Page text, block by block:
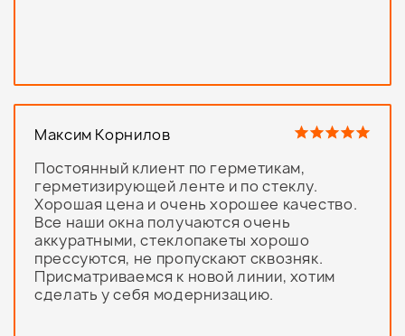
Максим Корнилов
Постоянный клиент по герметикам,
герметизирующей ленте и по стеклу.
Хорошая цена и очень хорошее качество.
Все наши окна получаются очень
аккуратными, стеклопакеты хорошо
прессуются, не пропускают сквозняк.
Присматриваемся к новой линии, хотим
сделать у себя модернизацию.